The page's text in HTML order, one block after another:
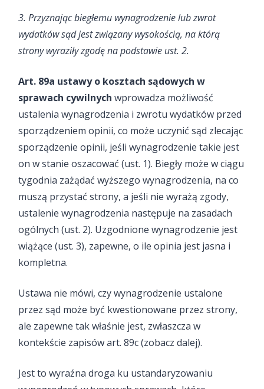
3. Przyznając biegłemu wynagrodzenie lub zwrot
wydatków sąd jest związany wysokością, na którą
strony wyraziły zgodę na podstawie ust. 2.
Art. 89a ustawy o kosztach sądowych w
sprawach cywilnych wprowadza możliwość
ustalenia wynagrodzenia i zwrotu wydatków przed
sporządzeniem opinii, co może uczynić sąd zlecając
sporządzenie opinii, jeśli wynagrodzenie takie jest
on w stanie oszacować (ust. 1). Biegły może w ciągu
tygodnia zażądać wyższego wynagrodzenia, na co
muszą przystać strony, a jeśli nie wyrażą zgody,
ustalenie wynagrodzenia następuje na zasadach
ogólnych (ust. 2). Uzgodnione wynagrodzenie jest
wiążące (ust. 3), zapewne, o ile opinia jest jasna i
kompletna.
Ustawa nie mówi, czy wynagrodzenie ustalone
przez sąd może być kwestionowane przez strony,
ale zapewne tak właśnie jest, zwłaszcza w
kontekście zapisów art. 89c (zobacz dalej).
Jest to wyraźna droga ku ustandaryzowaniu